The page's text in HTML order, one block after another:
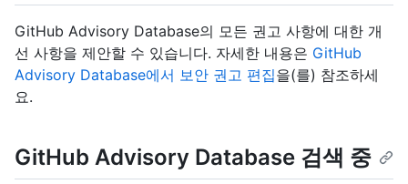
GitHub Advisory Database의 모든 권고 사항에 대한 개
선 사항을 제안할 수 있습니다. 자세한 내용은 GitHub
Advisory Database에서 보안 권고 편집을(를) 참조하세
요.
GitHub Advisory Database 검색 중